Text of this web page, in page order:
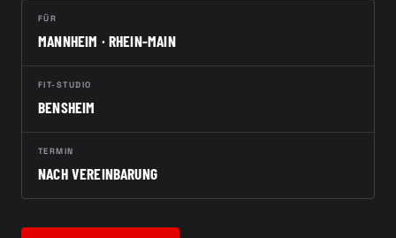
FÜR
MANNHEIM · RHEIN-MAIN
FIT-STUDIO
BENSHEIM
TERMIN
NACH VEREINBARUNG